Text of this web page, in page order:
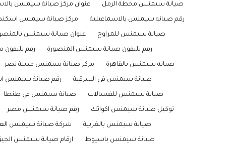
صيانة سيمنس محطة الرمل عنوان مركز صيانة سيمنس
رقم صيانه سيمنس بالاسماعيلية مركز صيانة سيمنس
صيانة سيمنس للمراوح عنوان صيانة سيمنس
رقم تليفون صيانة سيمنس المنصورة رقم تليفون
صيانه سيمنس بالقاهرة مركز صيانة سيمنس مدينة نصر
صيانة سيمنس فى الشرقية رقم صيانة سيمنس
صيانة سيمنس للغسالات صيانة سيمنس في طنطا
توكيل صيانة سيمنس اكواتك رقم صيانة سيمنس مصر
صيانة سيمنس بالغربية شركة صيانة سيمنس
صيانة سيمنس باسيوط ارقام صيانة سيمنس